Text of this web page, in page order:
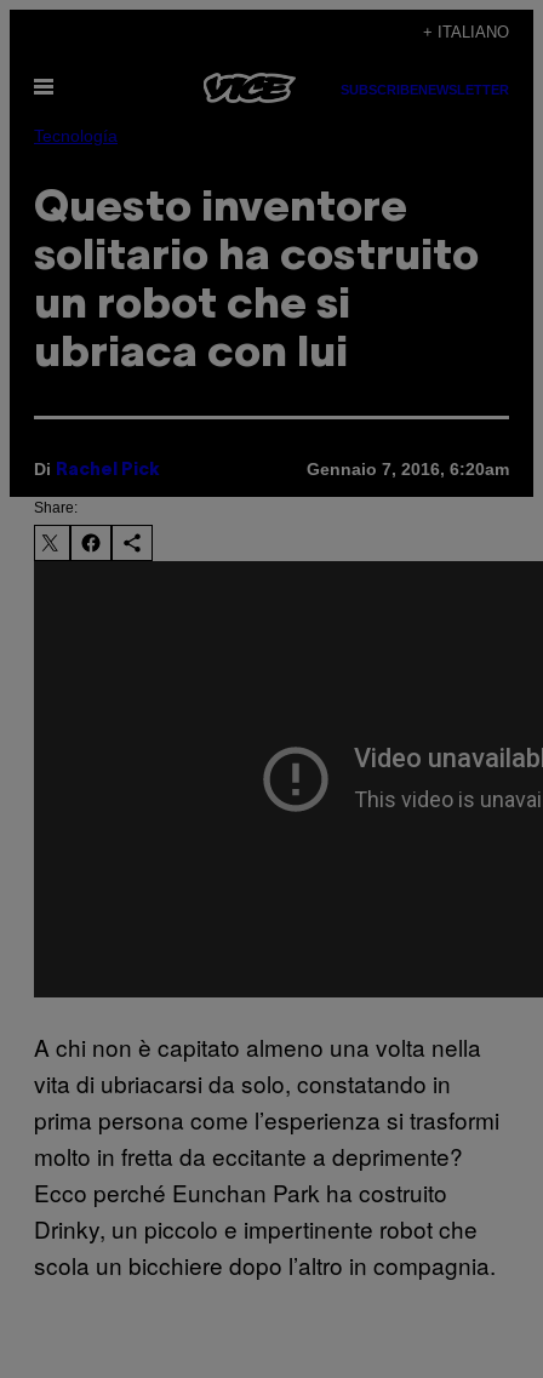
contenuto
+ ITALIANO
Apri
SUBSCRIBENEWSLETTER
Tecnología
Questo inventore
solitario ha costruito
un robot che si
ubriaca con lui
Di Rachel Pick Gennaio 7, 2016, 6:20am
Share:
A chi non è capitato almeno una volta nella
vita di ubriacarsi da solo, constatando in
prima persona come l’esperienza si trasformi
molto in fretta da eccitante a deprimente?
Ecco perché Eunchan Park ha costruito
Drinky, un piccolo e impertinente robot che
scola un bicchiere dopo l’altro in compagnia.